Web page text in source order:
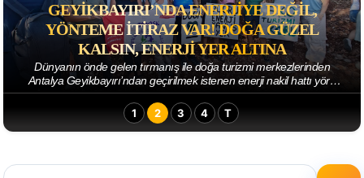
GEYIKBAYIRI’NDA ENERJIYE DEĞIL,
YÖNTEME ITIRAZ VAR! DOĞA GÜZEL
KALSIN, ENERJI YER ALTINA
Dünyanın önde gelen tırmanış ile doğa turizmi merkezlerinden
Antalya Geyikbayırı’ndan geçirilmek istenen enerji nakil hattı yöre
sakinlerini ve doğaseverleri...
1
2 3 4 T